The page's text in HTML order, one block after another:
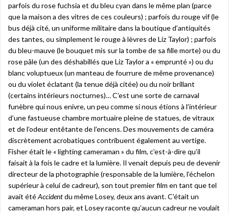
parfois du rose fuchsia et du bleu cyan dans le même plan (parce
que la maison a des vitres de ces couleurs) ; parfois du rouge vif (le
bus déjà cité, un uniforme militaire dans la boutique d’antiquités
des tantes, ou simplement le rouge à lèvres de Liz Taylor) ; parfois
du bleu-mauve (le bouquet mis sur la tombe de sa fille morte) ou du
rose pâle (un des déshabillés que Liz Taylor a « emprunté ») ou du
blanc voluptueux (un manteau de fourrure de même provenance)
ou du violet éclatant (la tenue déjà citée) ou du noir brillant
(certains intérieurs nocturnes)… C’est une sorte de carnaval
funèbre qui nous enivre, un peu comme si nous étions à l’intérieur
d’une fastueuse chambre mortuaire pleine de statues, de vitraux
et de l’odeur entêtante de l’encens. Des mouvements de caméra
discrètement acrobatiques contribuent également au vertige.
Fisher était le « lighting cameraman » du film, c’est-à-dire qu’il
faisait à la fois le cadre et la lumière. Il venait depuis peu de devenir
directeur de la photographie (responsable de la lumière, l’échelon
supérieur à celui de cadreur), son tout premier film en tant que tel
avait étéAccidentdu même Losey, deux ans avant. C’était un
cameraman hors pair, et Losey raconte qu’aucun cadreur ne voulait